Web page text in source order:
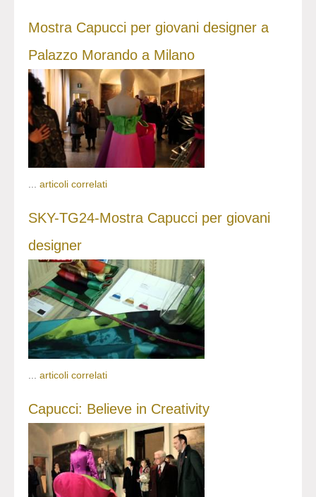
Mostra Capucci per giovani designer a
Palazzo Morando a Milano
... articoli correlati
SKY-TG24-Mostra Capucci per giovani
designer
articoli correlati
Capucci: Believe in Creativity